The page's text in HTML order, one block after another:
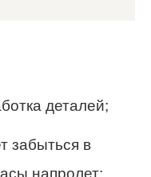
деталей;
забыться в
напролет;